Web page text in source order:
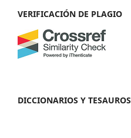
VERIFICACIÓN DE PLAGIO
DICCIONARIOS Y TESAUROS